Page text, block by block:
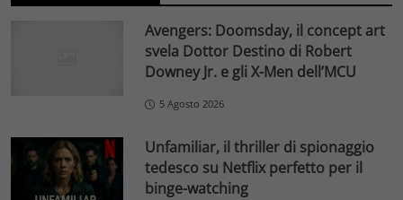
Avengers: Doomsday, il concept art
svela Dottor Destino di Robert
Downey Jr. e gli X-Men dell’MCU
5 Agosto 2026
Unfamiliar, il thriller di spionaggio
tedesco su Netflix perfetto per il
binge-watching